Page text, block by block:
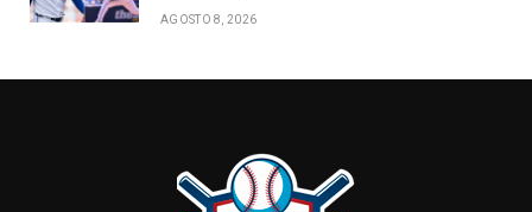
AGOSTO 8, 2026